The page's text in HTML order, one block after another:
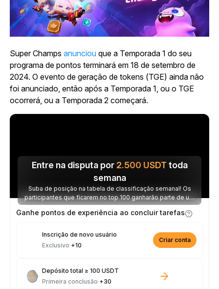
Super Champs anunciou que a Temporada 1 do seu
programa de pontos terminará em 18 de setembro de
2024. O evento de geração de tokens (TGE) ainda não
foi anunciado, então após a Temporada 1, ou o TGE
ocorrerá, ou a Temporada 2 começará.
Entre na disputa por 2.500 USDT toda
semana
Suba de posição na tabela de classificação semanal! Os
participantes que ficarem no top 100 ganharão parte de um
prêmio de 2.500 USDT toda semana.
Ganhe pontos de experiência ao concluir tarefas
Inscrição de novo usuário
Exclusivo +10
Criar conta
Depósito total ≥ 100 USDT
Primeira conclusão +30